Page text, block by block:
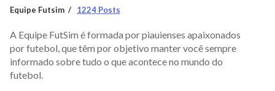
Equipe Futsim 1224 Posts
A Equipe FutSim é formada por piauienses apaixonados
por futebol, que têm por objetivo manter você sempre
informado sobre tudo o que acontece no mundo do
futebol.